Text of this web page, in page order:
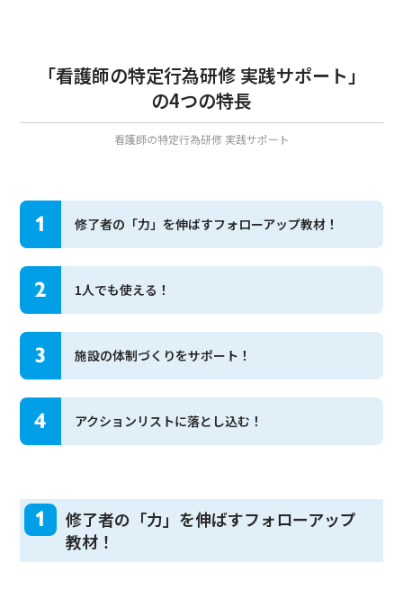
「看護師の特定行為研修 実践サポート」
の4つの特長
看護師の特定行為研修 実践サポート
1 修了者の「力」を伸ばすフォローアップ教材！
2 1人でも使える！
3 施設の体制づくりをサポート！
4 アクションリストに落とし込む！
1
修了者の「力」を伸ばすフォローアップ
教材！